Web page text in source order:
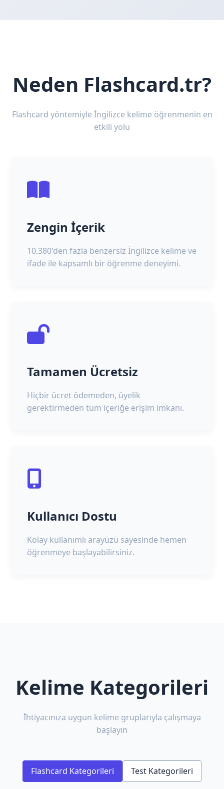
Neden Flashcard.tr?
Flashcard yöntemiyle İngilizce kelime öğrenmenin en
etkili yolu
Zengin İçerik
10.380'den fazla benzersiz İngilizce kelime ve
ifade ile kapsamlı bir öğrenme deneyimi.
Tamamen Ücretsiz
Hiçbir ücret ödemeden, üyelik
gerektirmeden tüm içeriğe erişim imkanı.
Kullanıcı Dostu
Kolay kullanımlı arayüzü sayesinde hemen
öğrenmeye başlayabilirsiniz.
Kelime Kategorileri
İhtiyacınıza uygun kelime gruplarıyla çalışmaya
başlayın
Flashcard Kategorileri Test Kategorileri